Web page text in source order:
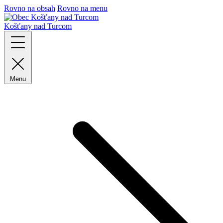
Rovno na obsah Rovno na menu
Košťany nad Turcom
Menu